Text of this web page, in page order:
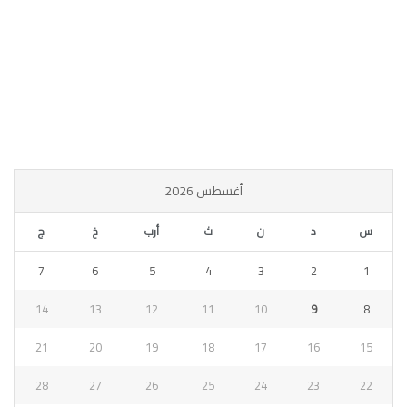
أغسطس 2026
س د ن ث أرب خ ج
1
2
3
4
5
6
7
8
9
10
11
12
13
14
15
16
17
18
19
20
21
22
23
24
25
26
27
28